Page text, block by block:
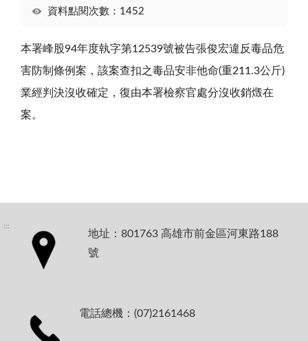
資料點閱次數：1452
本署峰股94年度執字第12539號被告張俊宏違反毒品危
害防制條例案，該案查扣之毒品安非他命(重211.3公斤)
業經判決沒收確定，復由本署檢察官處分沒收銷燬在
案。
:::
地址：801763 高雄市前金區河東路188
號
電話總機：(07)2161468